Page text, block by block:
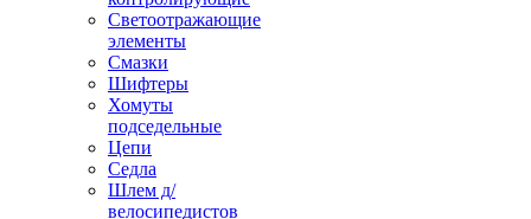
Светоотражающие
элементы
Смазки
Шифтеры
Хомуты
подседельные
Цепи
Седла
Шлем д/
велосипедистов